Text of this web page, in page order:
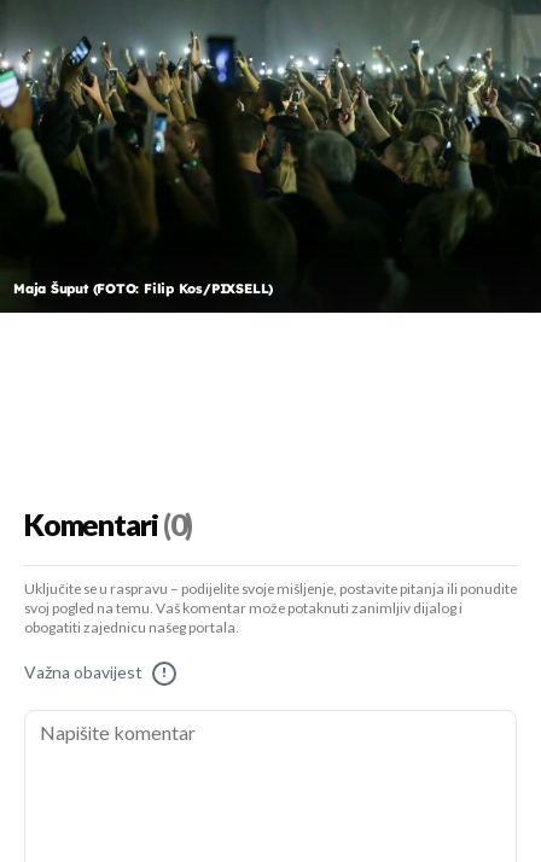
Maja Šuput (FOTO: Filip Kos/PIXSELL)
Komentari(0)
Uključite se u raspravu – podijelite svoje mišljenje, postavite pitanja ili ponudite
svoj pogled na temu. Vaš komentar može potaknuti zanimljiv dijalog i
obogatiti zajednicu našeg portala.
Važna obavijest !